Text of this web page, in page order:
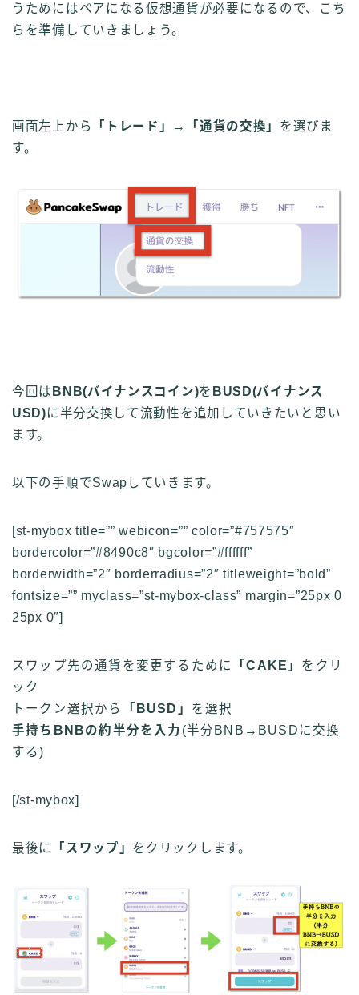
うためにはペアになる仮想通貨が必要になるので、こち
らを準備していきましょう。
画面左上から 「トレード」 → 「通貨の交換」 を選びま
す。
今回は BNB(バイナンスコイン)を BUSD(バイナンス
USD)に半分交換して流動性を追加していきたいと思い
ます。
以下の手順でSwapしていきます。
[st-mybox title=”” webicon=”” color=”#757575″
bordercolor=”#8490c8″ bgcolor=”#ffffff”
borderwidth=”2″ borderradius=”2″ titleweight=”bold”
fontsize=”” myclass=”st-mybox-class” margin=”25px 0
25px 0″]
スワップ先の通貨を変更するために 「CAKE」 をクリ
ック
トークン選択から
「BUSD」 を選択
手持ちBNBの約半分を入力 (半分BNB→BUSDに交換
する)
[/st-mybox]
最後に 「スワップ」 をクリックします。